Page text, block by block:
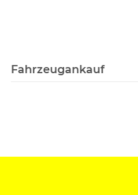
Fahrzeugankauf